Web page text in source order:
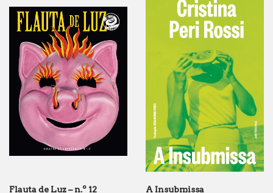
Flauta de Luz – n.º 12
A Insubmissa